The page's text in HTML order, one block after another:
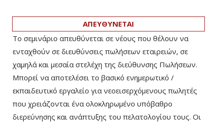
ΑΠΕΥΘΥΝΕΤΑΙ
Το σεμινάριο απευθύνεται σε νέους που θέλουν να
ενταχθούν σε διευθύνσεις πωλήσεων εταιρειών, σε
χαμηλά και μεσαία στελέχη της διεύθυνσης Πωλήσεων.
Μπορεί να αποτελέσει το βασικό ενημερωτικό /
εκπαιδευτικό εργαλείο για νεοεισερχόμενους πωλητές
που χρειάζονται ένα ολοκληρωμένο υπόβαθρο
διερεύνησης και ανάπτυξης του πελατολογίου τους. Οι